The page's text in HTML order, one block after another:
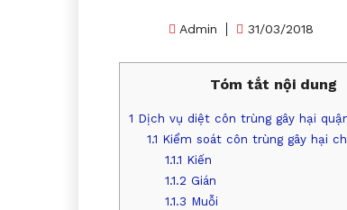
Admin 31/03/2018
Tóm tắt nội dung
1 Dịch vụ diệt côn trùng gây hại
1.1 Kiểm soát côn trùng gây hại
1.1.1 Kiến
1.1.2 Gián
1.1.3 Muỗi